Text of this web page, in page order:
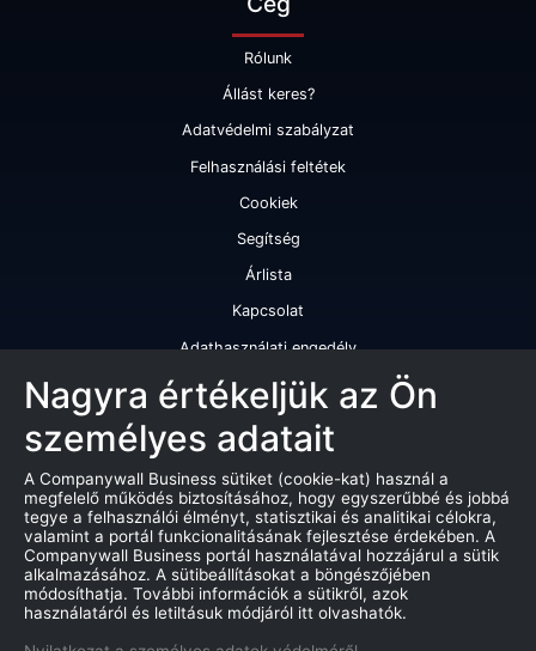
Rólunk
Állást keres?
Adatvédelmi szabályzat
Felhasználási feltétek
Cookiek
Segítség
Árlista
Kapcsolat
Adathasználati engedély
Szolgáltatásaink
Cégminősítés
Cégminősítési riport
Kiváló cégminősítési tanúsítvány
Termékek
Companywall Business - Adattovábbítási szerződés
Nagyra értékeljük az Ön
személyes adatait
A Companywall Business sütiket (cookie-kat) használ a
megfelelő működés biztosításához, hogy egyszerűbbé és jobbá
tegye a felhasználói élményt, statisztikai és analitikai célokra,
valamint a portál funkcionalitásának fejlesztése érdekében. A
Companywall Business portál használatával hozzájárul a sütik
alkalmazásához. A sütibeállításokat a böngészőjében
módosíthatja. További információk a sütikről, azok
használatáról és letiltásuk módjáról itt olvashatók.